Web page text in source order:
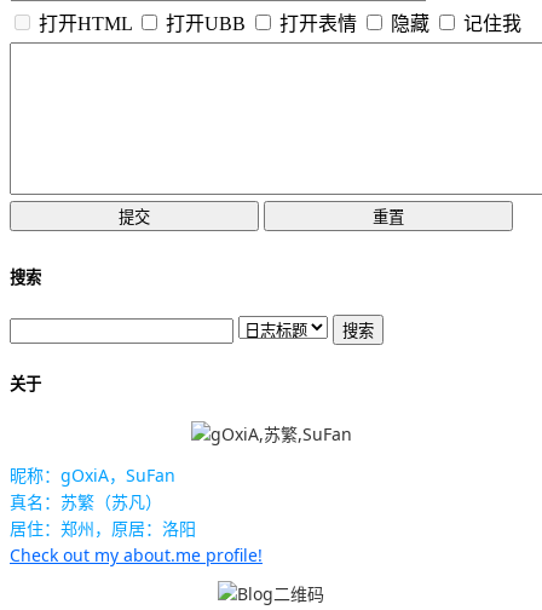
打开HTML
打开UBB 打开表情 隐藏 记住我
搜索
关于
昵称：gOxiA，SuFan
真名：苏繁（苏凡）
居住：郑州，原居：洛阳
Check out my about.me profile!